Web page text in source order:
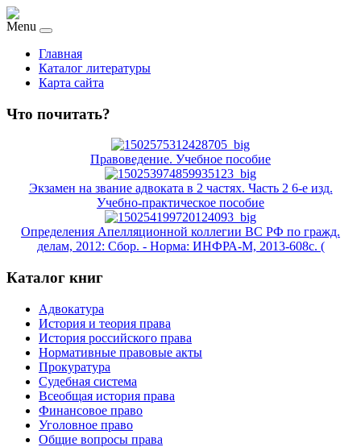
Menu
Главная
Каталог литературы
Карта сайта
Что почитать?
Правоведение. Учебное пособие
Экзамен на звание адвоката в 2 частях. Часть 2 6-е изд.
Учебно-практическое пособие
Определения Апелляционной коллегии ВС РФ по гражд.
делам, 2012: Сбор. - Норма: ИНФРА-М, 2013-608с. (
Каталог книг
Адвокатура
История и теория права
История российского права
Нормативные правовые акты
Прокуратура
Судебная система
Всеобщая история права
Финансовое право
Уголовное право
Общие вопросы права